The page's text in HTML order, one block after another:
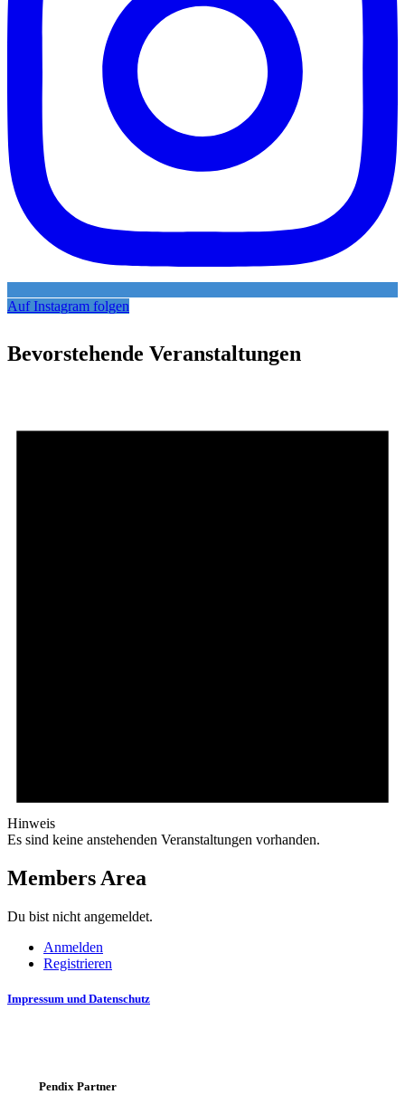
Auf Instagram folgen
Bevorstehende Veranstaltungen
Hinweis
Es sind keine anstehenden Veranstaltungen vorhanden.
Members Area
Du bist nicht angemeldet.
Anmelden
Registrieren
Impressum und Datenschutz
Pendix Partner